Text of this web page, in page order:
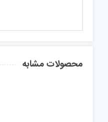
محصولات مشابه